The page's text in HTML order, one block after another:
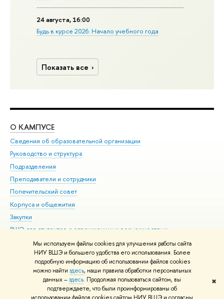
Мы используем файлы cookies для улучшения работы сайта
НИУ ВШЭ и большего удобства его использования. Более
подробную информацию об использовании файлов cookies
можно найти здесь, наши правила обработки персональных
данных –здесь. Продолжая пользоваться сайтом, вы
подтверждаете, что были проинформированы об
✖
24 августа, 16:00
Будь в курсе 2026: Начало учебного года
Показать все
О КАМПУСЕ
Сведения об образовательной организации
Руководство и структура
Подразделения
Преподаватели и сотрудники
Попечительский совет
Корпуса и общежития
Закупки
ВШЭ для студентов с ограниченными возможностями
здоровья и инвалидностью
Версия для слабовидящих
Единая платежная страница